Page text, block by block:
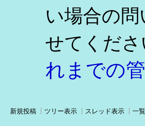
い場合の
せてくださ
れまでの
新規投稿 ツリー表示 スレッド表示 一